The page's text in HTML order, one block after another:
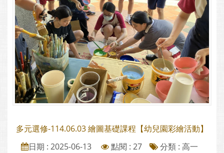
多元選修-114.06.03 繪圖基礎課程【幼兒園彩繪活動】
日期 : 2025-06-13
點閱 : 27 分類 : 高一